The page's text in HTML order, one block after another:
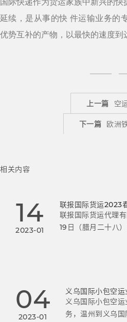
延续，是从事的快 件运输业务的
优势互补的产物，以最快的速度到
上一篇 空
下一篇 欧洲
相关内容
14
2023-01
联报国际货运2023
联报国际货运代理
19日（腊月二十八
04
2023-01
义乌国际小包空运
义乌国际小包空
务，温州到义乌